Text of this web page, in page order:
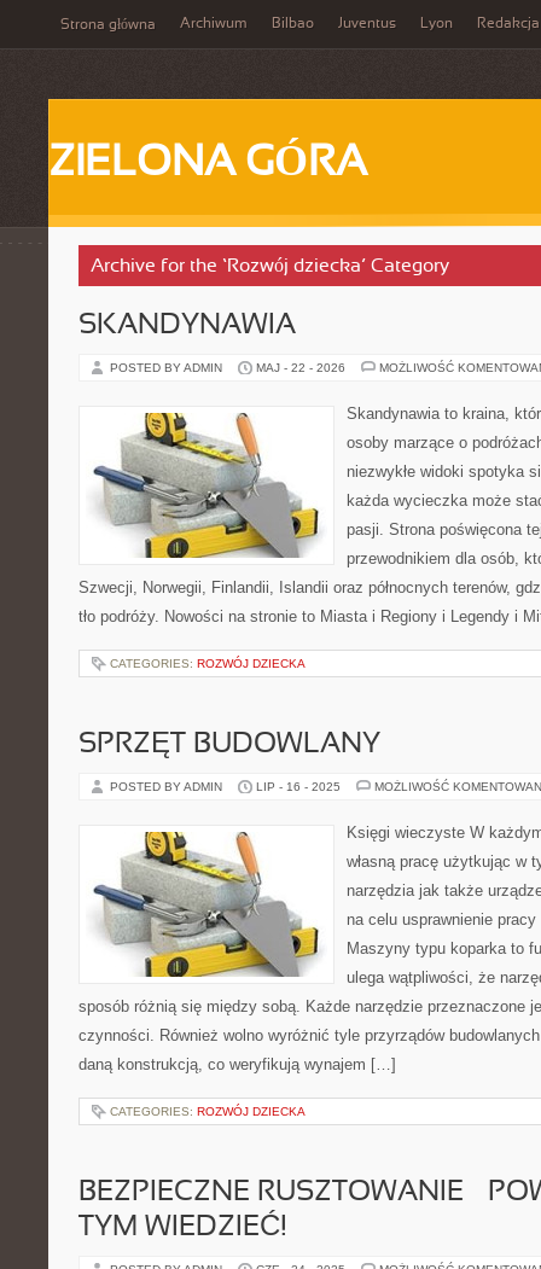
Strona główna Archiwum Bilbao Juventus Lyon Redakcja
ZIELONA GÓRA
Archive for the ‘Rozwój dziecka’ Category
SKANDYNAWIA
POSTED BY ADMIN MAJ - 22 - 2026 MOŻLIWOŚĆ
Skandynawia to kraina,
osoby marzące o
niezwykłe widoki spotyka
każda wycieczka może
pasji. Strona poświęcona
przewodnikiem dla osób,
Szwecji, Norwegii, Finlandii, Islandii oraz północnych terenów,
tło podróży. Nowości na stronie to Miasta i Regiony i Legendy i
CATEGORIES: ROZWÓJ DZIECKA
SPRZĘT BUDOWLANY
POSTED BY ADMIN LIP - 16 - 2025 MOŻLIWOŚĆ
Księgi wieczyste W
własną pracę użytkując w
narzędzia jak także
na celu usprawnienie
Maszyny typu koparka to
ulega wątpliwości, że
sposób różnią się między sobą. Każde narzędzie przeznaczone
czynności. Również wolno wyróżnić tyle przyrządów
daną konstrukcją, co weryfikują wynajem […]
CATEGORIES: ROZWÓJ DZIECKA
BEZPIECZNE RUSZTOWANIE –
TYM WIEDZIEĆ!